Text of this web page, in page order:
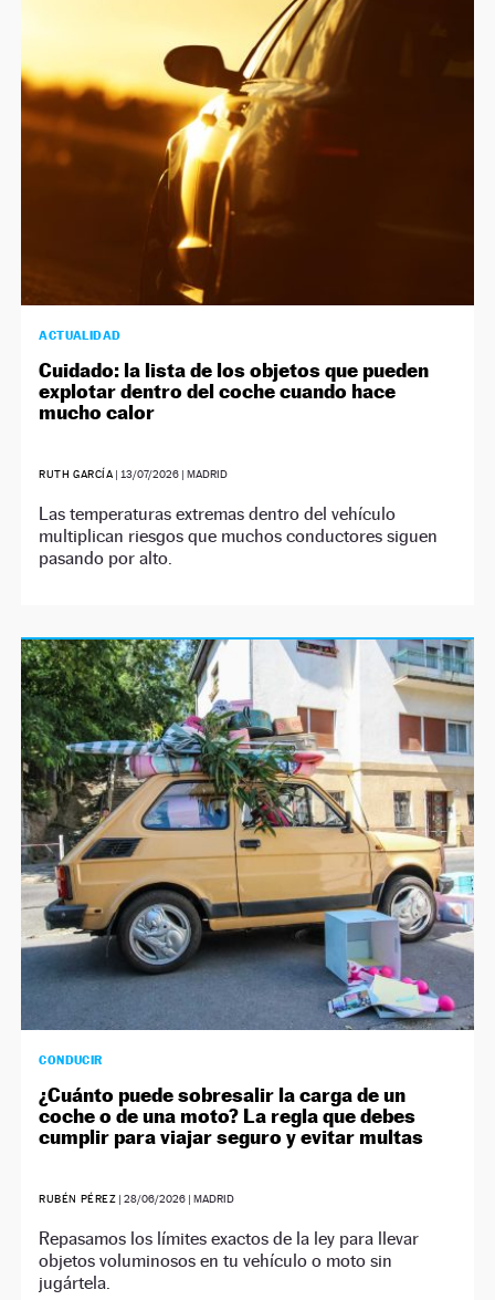
ACTUALIDAD
Cuidado: la lista de los objetos que pueden
explotar dentro del coche cuando hace
mucho calor
RUTH GARCÍA | 13/07/2026 | MADRID
Las temperaturas extremas dentro del vehículo
multiplican riesgos que muchos conductores siguen
pasando por alto.
CONDUCIR
¿Cuánto puede sobresalir la carga de un
coche o de una moto? La regla que debes
cumplir para viajar seguro y evitar multas
RUBÉN PÉREZ |28/06/2026 | MADRID
Repasamos los límites exactos de la ley para llevar
objetos voluminosos en tu vehículo o moto sin
jugártela.